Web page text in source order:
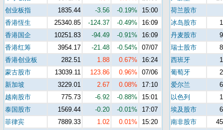
创业板指
1835.44 -3.56 -0.19%
15:00
香港恆生
25340.85 -124.37 -0.49%
16:09
香港国企
10251.83 -94.49 -0.91%
16:09
香港红筹
3954.17 -21.48 -0.54%
07/07
香港创业板
282.51 1.88 0.67%
16:24
蒙古股市
13039.11 123.86 0.96%
07/06
新加坡
3229.01 2.67 0.08%
17:10
越南股市
775.73 -6.92 -0.88%
15:01
泰国股市
1569.44 -0.20 -0.01%
17:07
菲律宾
7889.33 1.02 0.01%
15:20
荷兰股市
冰岛股市
丹麦股市
瑞士股市
西班牙
葡萄牙
爱尔兰
以色列
埃及股市
南非股市